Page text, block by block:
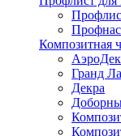
Композитная
АэроДек
Гранд
Декра